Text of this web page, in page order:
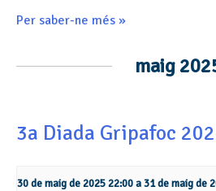
Per saber-ne més »
maig
3a Diada Gripafoc
30 de maig de 2025 22:00a31 de maig de